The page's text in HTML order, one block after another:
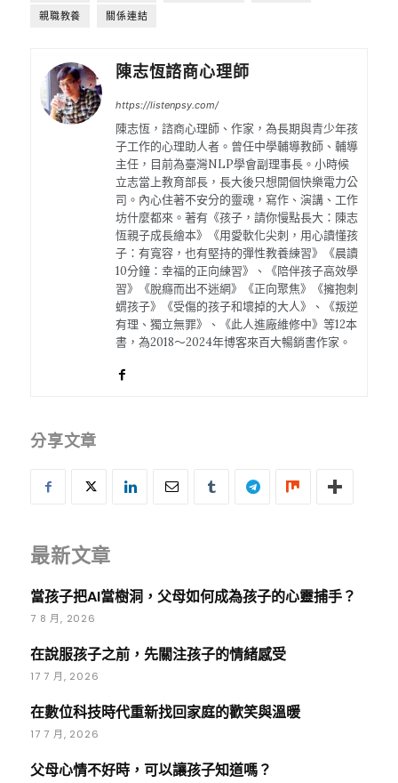
親職教養
關係連結
陳志恆諮商心理師
https://listenpsy.com/
陳志恆，諮商心理師、作家，為長期與青少年孩
子工作的心理助人者。曾任中學輔導教師、輔導
主任，目前為臺灣NLP學會副理事長。小時候
立志當上教育部長，長大後只想開個快樂電力公
司。內心住著不安分的靈魂，寫作、演講、工作
坊什麼都來。著有《孩子，請你慢點長大：陳志
恆親子成長繪本》《用愛軟化尖刺，用心讀懂孩
子：有寬容，也有堅持的彈性教養練習》《晨讀
10分鐘：幸福的正向練習》、《陪伴孩子高效學
習》《脫癮而出不迷網》《正向聚焦》《擁抱刺
蝟孩子》《受傷的孩子和壞掉的大人》、《叛逆
有理、獨立無罪》、《此人進廠維修中》等12本
書，為2018～2024年博客來百大暢銷書作家。
分享文章
最新文章
當孩子把AI當樹洞，父母如何成為孩子的心靈捕手？
7 8 月, 2026
在說服孩子之前，先關注孩子的情緒感受
17 7 月, 2026
在數位科技時代重新找回家庭的歡笑與溫暖
17 7 月, 2026
父母心情不好時，可以讓孩子知道嗎？